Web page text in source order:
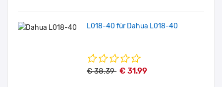
L018-40 für Dahua L018-40
€ 38.39 € 31.99